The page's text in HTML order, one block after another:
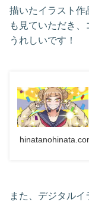
描いたイラスト作
も見ていただき
うれしいです！
また、デジタル